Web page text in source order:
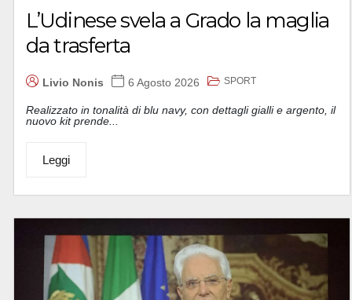
L’Udinese svela a Grado la maglia
da trasferta
Livio Nonis 6 Agosto 2026 SPORT
Realizzato in tonalità di blu navy, con dettagli gialli e argento, il
nuovo kit prende...
Leggi